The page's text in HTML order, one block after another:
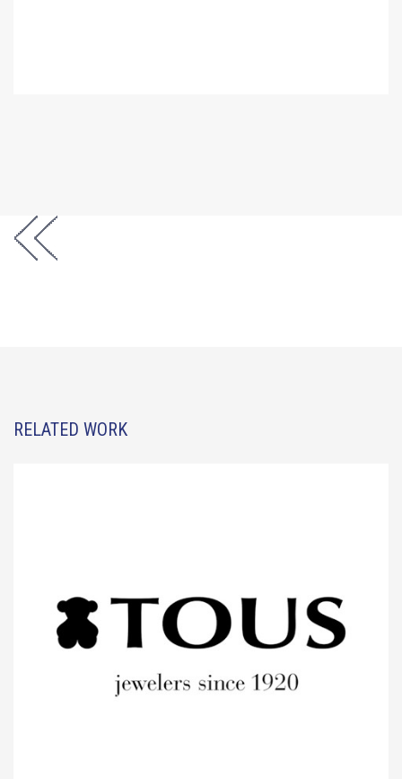
RELATED WORK